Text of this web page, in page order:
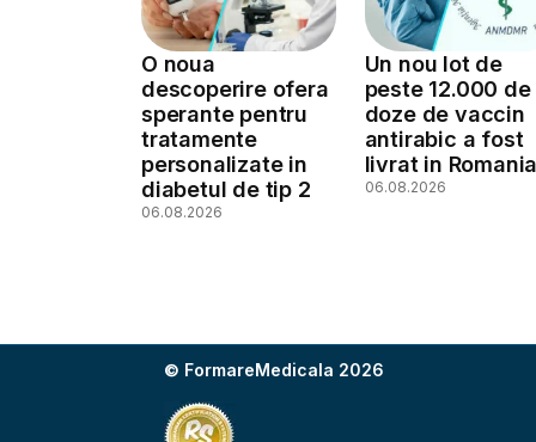
O noua
descoperire ofera
sperante pentru
tratamente
personalizate in
diabetul de tip 2
06.08.2026
Un nou lot de
peste 12.000 de
doze de vaccin
antirabic a fost
livrat in
06.08.2026
© FormareMedicala 2026